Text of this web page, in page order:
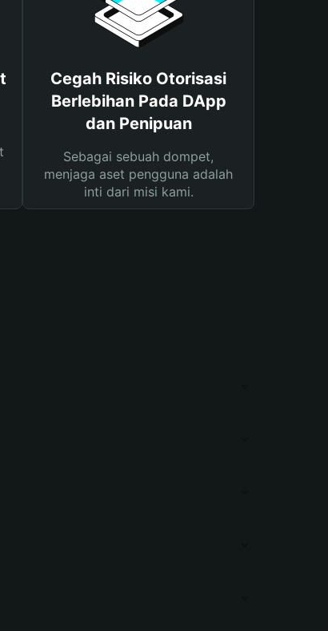
Cegah Risiko Otorisasi
Berlebihan Pada DApp
dan Penipuan
Sebagai sebuah dompet,
menjaga aset pengguna adalah
inti dari misi kami.